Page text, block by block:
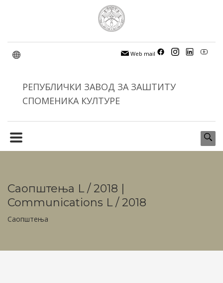
Web mail
РЕПУБЛИЧКИ ЗАВОД ЗА ЗАШТИТУ
СПОМЕНИКА КУЛТУРЕ
Саопштења L / 2018 |
Communications L / 2018
Саопштења